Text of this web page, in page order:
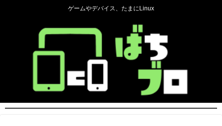
ゲームやデバイス、たまにLinux